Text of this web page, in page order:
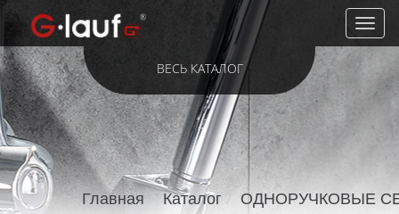
Toggle
ВЕСЬ КАТАЛОГ
Главная Каталог ОДНОРУЧКОВЫЕ